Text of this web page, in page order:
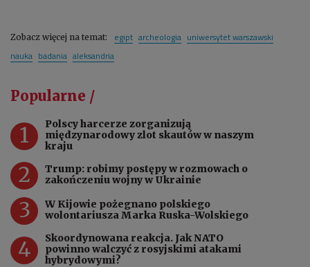
Zobacz więcej na temat: egipt archeologia uniwersytet warszawski
nauka badania aleksandria
Popularne /
1
Polscy harcerze zorganizują
międzynarodowy zlot skautów w naszym
kraju
2
Trump: robimy postępy w rozmowach o
zakończeniu wojny w Ukrainie
3
W Kijowie pożegnano polskiego
wolontariusza Marka Ruska-Wolskiego
4
Skoordynowana reakcja. Jak NATO
powinno walczyć z rosyjskimi atakami
hybrydowymi?